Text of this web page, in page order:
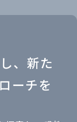
、新た
ーチを